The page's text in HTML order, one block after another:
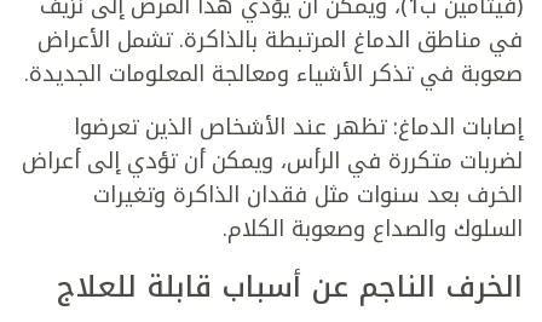
في مناطق الدماغ المرتبطة بالذاكرة. تشمل الأعراض
صعوبة في تذكر الأشياء ومعالجة المعلومات الجديدة.
إصابات الدماغ: تظهر عند الأشخاص الذين تعرضوا
لضربات متكررة في الرأس، ويمكن أن تؤدي إلى أعراض
الخرف بعد سنوات مثل فقدان الذاكرة وتغيرات
السلوك والصداع وصعوبة الكلام.
الخرف الناجم عن أسباب قابلة للعلاج